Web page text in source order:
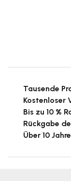
Tausende
Kostenloser
Bis zu 10 %
Rückgabe
Über 10